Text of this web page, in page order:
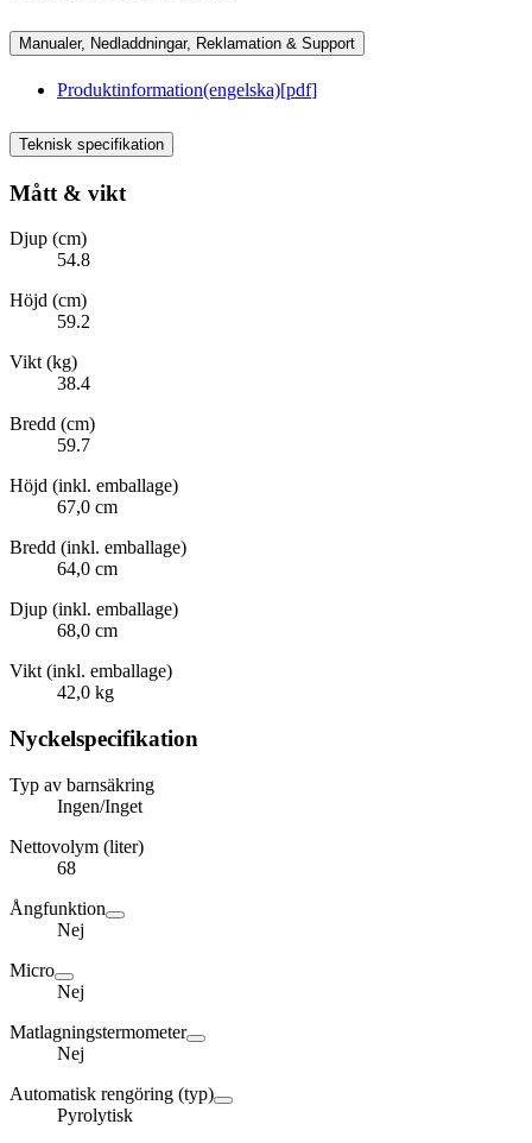
Manualer, Nedladdningar, Reklamation & Support
Produktinformation(engelska)[pdf]
Teknisk specifikation
Mått & vikt
Djup (cm)
54.8
Höjd (cm)
59.2
Vikt (kg)
38.4
Bredd (cm)
59.7
Höjd (inkl. emballage)
67,0 cm
Bredd (inkl. emballage)
64,0 cm
Djup (inkl. emballage)
68,0 cm
Vikt (inkl. emballage)
42,0 kg
Nyckelspecifikation
Typ av barnsäkring
Ingen/Inget
Nettovolym (liter)
68
Ångfunktion
Nej
Micro
Nej
Matlagningstermometer
Nej
Automatisk rengöring (typ)
Pyrolytisk